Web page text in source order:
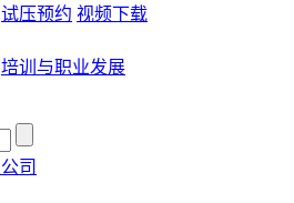
试压预约 视频下载
培训与职业发展